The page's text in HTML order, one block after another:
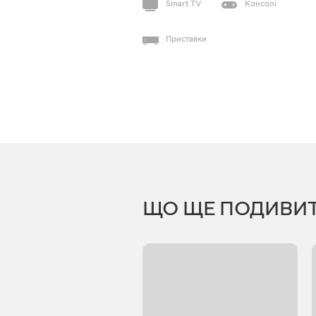
Smart TV Консолі
Приставки
ЩО ЩЕ